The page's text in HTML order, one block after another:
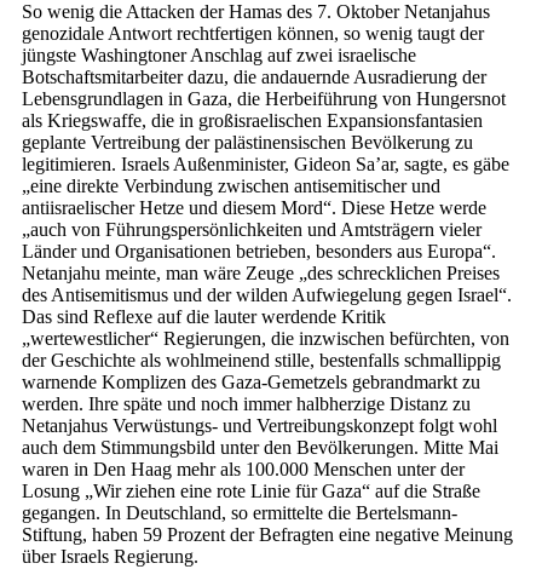
So wenig die Attacken der Hamas des 7. Oktober Netanjahus
genozidale Antwort rechtfertigen können, so wenig taugt der
jüngste Washingtoner Anschlag auf zwei israelische
Botschaftsmitarbeiter dazu, die andauernde Ausradierung der
Lebensgrundlagen in Gaza, die Herbeiführung von Hungersnot
als Kriegswaffe, die in großisraelischen Expansionsfantasien
geplante Vertreibung der palästinensischen Bevölkerung zu
legitimieren. Israels Außenminister, Gideon Sa’ar, sagte, es gäbe
„eine direkte Verbindung zwischen antisemitischer und
antiisraelischer Hetze und diesem Mord“. Diese Hetze werde
„auch von Führungspersönlichkeiten und Amtsträgern vieler
Länder und Organisationen betrieben, besonders aus Europa“.
Netanjahu meinte, man wäre Zeuge „des schrecklichen Preises
des Antisemitismus und der wilden Aufwiegelung gegen Israel“.
Das sind Reflexe auf die lauter werdende Kritik
„wertewestlicher“ Regierungen, die inzwischen befürchten, von
der Geschichte als wohlmeinend stille, bestenfalls schmallippig
warnende Komplizen des Gaza-Gemetzels gebrandmarkt zu
werden. Ihre späte und noch immer halbherzige Distanz zu
Netanjahus Verwüstungs- und Vertreibungskonzept folgt wohl
auch dem Stimmungsbild unter den Bevölkerungen. Mitte Mai
waren in Den Haag mehr als 100.000 Menschen unter der
Losung „Wir ziehen eine rote Linie für Gaza“ auf die Straße
gegangen. In Deutschland, so ermittelte die Bertelsmann-
Stiftung, haben 59 Prozent der Befragten eine negative Meinung
über Israels Regierung.